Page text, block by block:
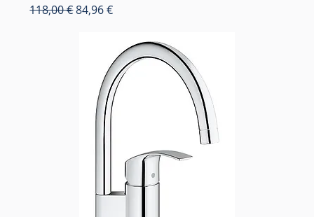
Κανονική τιμή
118,00 €Τιμή Έκπτωσης
84,96 €